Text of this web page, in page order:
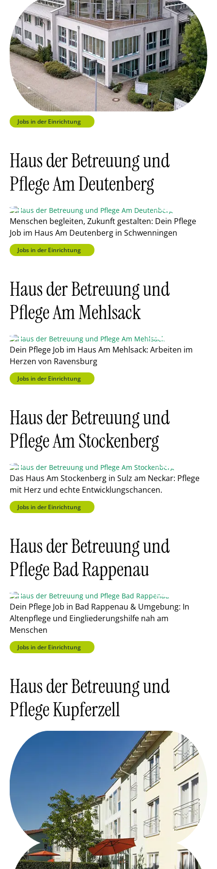
Jobs in der Einrichtung
Haus der Betreuung und
Pflege Am Deutenberg
Menschen begleiten, Zukunft gestalten: Dein Pflege
Job im Haus Am Deutenberg in Schwenningen
Jobs in der Einrichtung
Haus der Betreuung und
Pflege Am Mehlsack
Dein Pflege Job im Haus Am Mehlsack: Arbeiten im
Herzen von Ravensburg
Jobs in der Einrichtung
Haus der Betreuung und
Pflege Am Stockenberg
Das Haus Am Stockenberg in Sulz am Neckar: Pflege
mit Herz und echte Entwicklungschancen.
Jobs in der Einrichtung
Haus der Betreuung und
Pflege Bad Rappenau
Dein Pflege Job in Bad Rappenau & Umgebung: In
Altenpflege und Eingliederungshilfe nah am
Menschen
Jobs in der Einrichtung
Haus der Betreuung und
Pflege Kupferzell